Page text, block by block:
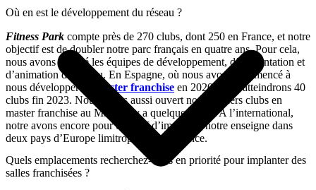
Où en est le développement du réseau ?
Fitness Park compte près de 270 clubs, dont 250 en France, et notre
objectif est de doubler notre parc français en quatre ans. Pour cela,
nous avons doublé les équipes de développement, d’implantation et
d’animation de réseau. En Espagne, où nous avons commencé à
nous développer en
master franchise en 2020, nous atteindrons 40
clubs fin 2023. Nous avons aussi ouvert nos premiers clubs en
master franchise au Maroc il y a quelques mois. A l’international,
notre avons encore pour objectif d’implanter notre enseigne dans
deux pays d’Europe limitrophes de la France.
Quels emplacements recherchez-vous en priorité pour implanter des
salles franchisées ?